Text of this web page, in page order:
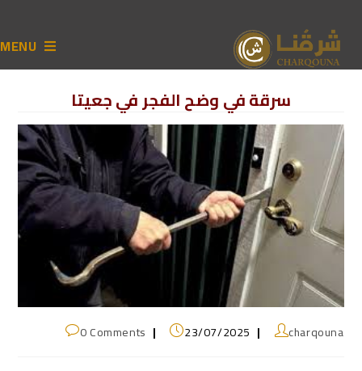
MENU
سرقة في وضح الفجر في جعيتا
charqouna
23/07/2025
0 Comments